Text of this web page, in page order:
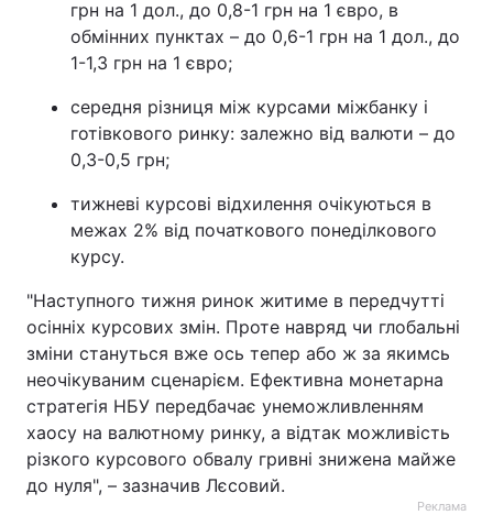
грн на 1 дол., до 0,8-1 грн на 1 євро, в
обмінних пунктах – до 0,6-1 грн на 1 дол., до
1-1,3 грн на 1 євро;
середня різниця між курсами міжбанку і
готівкового ринку: залежно від валюти – до
0,3-0,5 грн;
тижневі курсові відхилення очікуються в
межах 2% від початкового понеділкового
курсу.
"Наступного тижня ринок житиме в передчутті
осінніх курсових змін. Проте навряд чи глобальні
зміни стануться вже ось тепер або ж за якимсь
неочікуваним сценарієм. Ефективна монетарна
стратегія НБУ передбачає унеможливленням
хаосу на валютному ринку, а відтак можливість
різкого курсового обвалу гривні знижена майже
до нуля", – зазначив Лєсовий.
Реклама